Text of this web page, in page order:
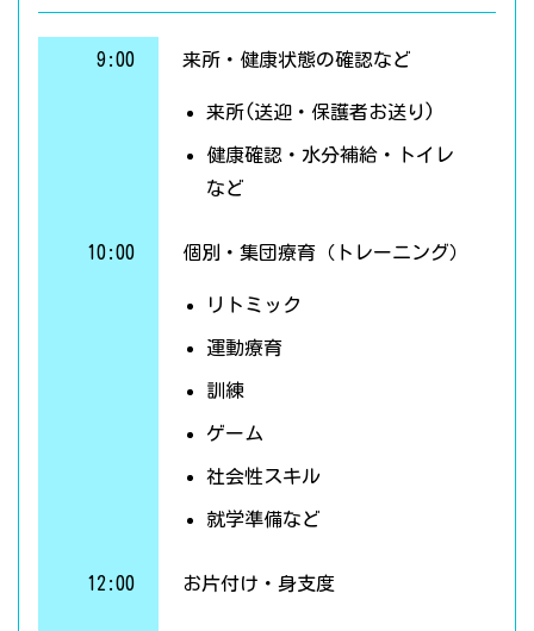
9:00 来所・健康状態の確認など
来所(送迎・保護者お送り)
健康確認・水分補給・トイレ
など
10:00 個別・集団療育（トレーニング）
リトミック
運動療育
訓練
ゲーム
社会性スキル
就学準備など
12:00 お片付け・身支度